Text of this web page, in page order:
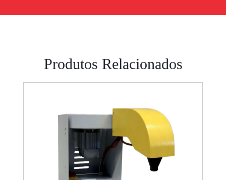
Produtos Relacionados